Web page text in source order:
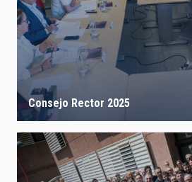
Consejo Rector 2025